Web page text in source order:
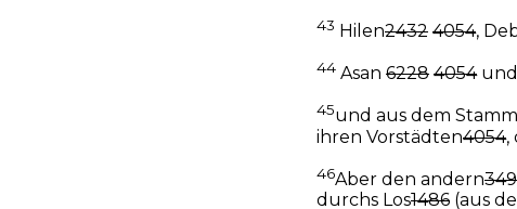
43 Hilen2432 4054,
44 Asan 6228 4054und
45und aus dem Stamm
ihren Vorstädten4054,
46Aber den andern
durchs Los1486 (aus